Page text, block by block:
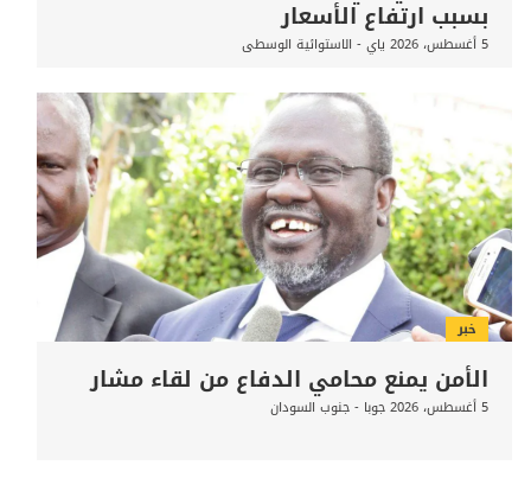
بسبب ارتفاع الأسعار
5 أغسطس، 2026 ياي - الاستوائية الوسطى
خبر
الأمن يمنع محامي الدفاع من لقاء مشار
5 أغسطس، 2026 جوبا - جنوب السودان